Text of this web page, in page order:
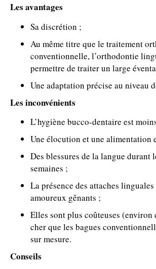
Les avantages
Sa discrétion ;
Au même titre que le traitement
conventionnelle, l’orthodontie
permettre de traiter un large
Une adaptation précise au niveau
Les inconvénients
L’hygiène bucco-dentaire est
Une élocution et une alimentation
Des blessures de la langue durant
semaines ;
La présence des attaches
amoureux gênants ;
Elles sont plus coûteuses (environ
cher que les bagues
sur mesure.
Conseils